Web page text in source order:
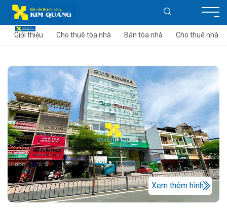
Giới thiệu Cho thuê tòa nhà Bán tòa nhà Cho thuê nhà
Xem thêm hình